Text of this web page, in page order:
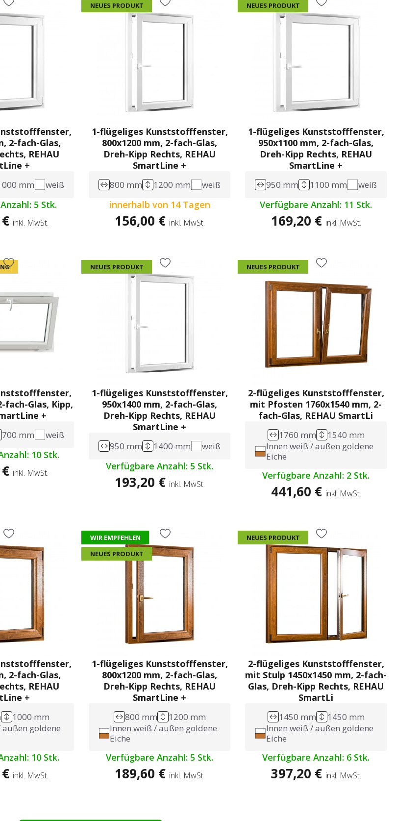
2-fach-Glas,
REHAU
+
mm weiß
5 Stk.
inkl. MwSt.
NEUES PRODUKT
1-flügeliges Kunststofffenster,
800x1200 mm, 2-fach-Glas,
Dreh-Kipp Rechts, REHAU
SmartLine +
800 mm 1200 mm weiß
innerhalb von 14 Tagen
156,00 € inkl. MwSt.
NEUES PRODUKT
1-flügeliges Kunststofffenster,
950x1100 mm, 2-fach-Glas,
Dreh-Kipp Rechts, REHAU
SmartLine +
950 mm 1100 mm weiß
Verfügbare Anzahl: 11 Stk.
169,20 € inkl. MwSt.
fach-Glas, Kipp,
+
700 mm weiß
10 Stk.
inkl. MwSt.
NEUES PRODUKT
1-flügeliges Kunststofffenster,
950x1400 mm, 2-fach-Glas,
Dreh-Kipp Rechts, REHAU
SmartLine +
950 mm 1400 mm weiß
Verfügbare Anzahl: 5 Stk.
193,20 € inkl. MwSt.
NEUES PRODUKT
2-flügeliges Kunststofffenster,
mit Pfosten 1760x1540 mm, 2-
fach-Glas, REHAU SmartLi
1760 mm
1540 mm
Innen weiß / außen goldene
Eiche
Verfügbare Anzahl: 2 Stk.
441,60 € inkl. MwSt.
2-fach-Glas,
REHAU
+
1000 mm
außen goldene
10 Stk.
inkl. MwSt.
WIR EMPFEHLEN
NEUES PRODUKT
1-flügeliges Kunststofffenster,
800x1200 mm, 2-fach-Glas,
Dreh-Kipp Rechts, REHAU
SmartLine +
800 mm
1200 mm
Innen weiß / außen goldene
Eiche
Verfügbare Anzahl: 5 Stk.
189,60 € inkl. MwSt.
NEUES PRODUKT
2-flügeliges Kunststofffenster,
mit Stulp 1450x1450 mm, 2-fach-
Glas, Dreh-Kipp Rechts, REHAU
SmartLi
1450 mm
1450 mm
Innen weiß / außen goldene
Eiche
Verfügbare Anzahl: 6 Stk.
397,20 € inkl. MwSt.